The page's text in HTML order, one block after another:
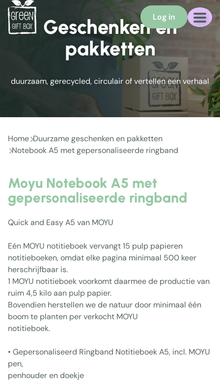
Log in
Geschenken en
pakketten
duurzaam, gerecycled, circulair of vertellen een verhaal
Home Duurzame geschenken en pakketten
Notebook A5 met gepersonaliseerde ringband
Moyu Notebook A5 met
gepersonaliseerde ringband
Quick and Easy A5 van MOYU
Eén MOYU notitieboek vervangt 15 pulp papieren
notitieboeken, omdat elke pagina minimaal 500 keer
herschrijfbaar is.
1 MOYU notitieboek voorkomt daarmee de productie van
ruim 4,5 kilo aan pulp papier.
Bovendien herstellen we de natuur door minimaal één
boom te planten per verkocht MOYU
notitieboek.
• Gepersonaliseerd Ringband Notitieboek A5, incl. MOYU
pen,
penhouder en doekje